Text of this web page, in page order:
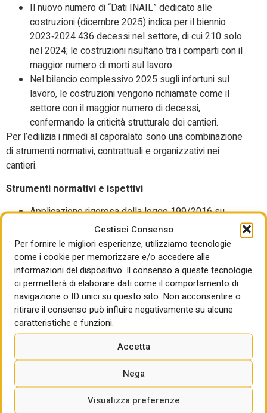
Gestisci Consenso
Per fornire le migliori esperienze, utilizziamo tecnologie
come i cookie per memorizzare e/o accedere alle
informazioni del dispositivo. Il consenso a queste tecnologie
ci permetterà di elaborare dati come il comportamento di
navigazione o ID unici su questo sito. Non acconsentire o
ritirare il consenso può influire negativamente su alcune
caratteristiche e funzioni.
Accetta
Nega
Visualizza preferenze
Il nuovo numero di “Dati INAIL” dedicato alle
costruzioni (dicembre 2025) indica per il biennio
2023‑2024 436 decessi nel settore, di cui 210 solo
nel 2024; le costruzioni risultano tra i comparti con il
maggior numero di morti sul lavoro.
Nel bilancio complessivo 2025 sugli infortuni sul
lavoro, le costruzioni vengono richiamate come il
settore con il maggior numero di decessi,
confermando la criticità strutturale dei cantieri.​
Per l’edilizia i rimedi al caporalato sono una combinazione
di strumenti normativi, contrattuali e organizzativi nei
cantieri.
Strumenti normativi e ispettivi
Applicazione rigorosa della legge 199/2016 su
intermediazione illecita e sfruttamento, estesa anche
ai cantieri, con procedimenti penali a carico di caporali
e datori che utilizzano manodopera sfruttata.
Rafforzamento delle ispezioni INL con piani di
vigilanza mirati su edilizia, subappalti e lavoro
somministrato, e uso di task‑force interforze nei
territori più esposti.
Reintroduzione e potenziamento dei reati di
somministrazione illecita di manodopera e
procure distrettuali per indagare le filiere criminali più
complesse.​
Regole su appalti e responsabilità